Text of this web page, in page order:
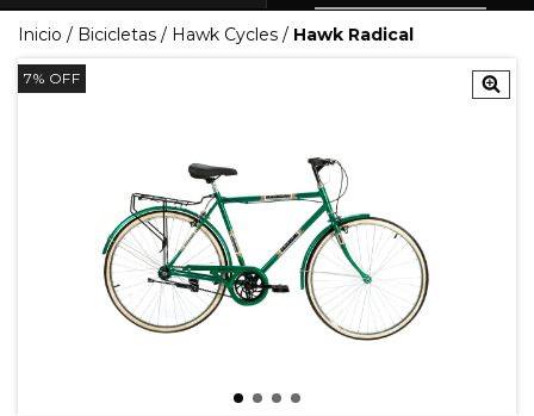
Inicio / Bicicletas / Hawk Cycles / Hawk Radical
7% OFF